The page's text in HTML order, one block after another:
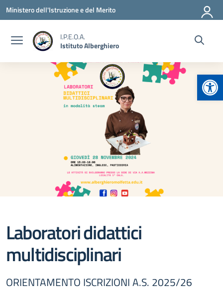
Vai ai contenuti
Vai al menu di navigazione
Vai al footer
Ministero dell'Istruzione e del Merito
I.P.E.O.A.
Istituto Alberghiero
Laboratori didattici
multidisciplinari
ORIENTAMENTO ISCRIZIONI A.S. 2025/26